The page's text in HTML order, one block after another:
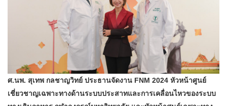
ศ.นพ. สุเทพ กลชาญวิทย์ ประธานจัดงาน FNM 2024 หัวหน้าศูนย์
เชี่ยวชาญเฉพาะทางด้านระบบประสาทและการเคลื่อนไหวของระบบ